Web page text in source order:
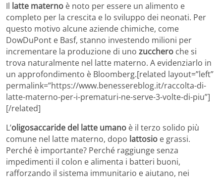
Il latte materno è noto per essere un alimento e
completo per la crescita e lo sviluppo dei neonati. Per
questo motivo alcune aziende chimiche, come
DowDuPont e Basf, stanno investendo milioni per
incrementare la produzione di uno zucchero che si
trova naturalmente nel latte materno. A evidenziarlo in
un approfondimento è Bloomberg.[related layout=”left”
permalink=”https://www.benessereblog.it/raccolta-di-
latte-materno-per-i-prematuri-ne-serve-3-volte-di-piu”]
[/related]
L’oligosaccaride del latte umano è il terzo solido più
comune nel latte materno, dopo lattosio e grassi.
Perché è importante? Perché raggiunge senza
impedimenti il colon e alimenta i batteri buoni,
rafforzando il sistema immunitario e aiutano, nei